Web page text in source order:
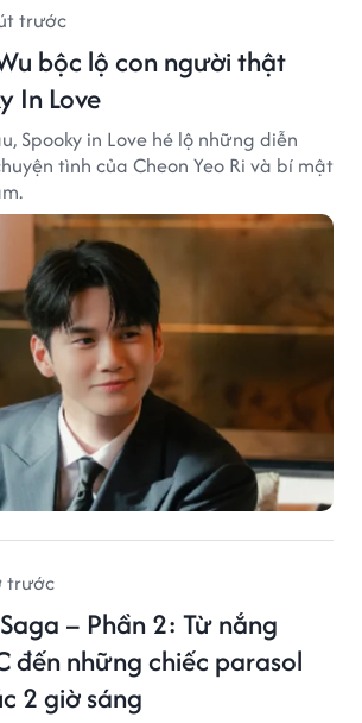
trước
bộc lộ con người thật
In Love
Spooky in Love hé lộ những diễn
tình của Cheon Yeo Ri và bí mật
trước
– Phần 2: Từ nắng
đến những chiếc parasol
2 giờ sáng